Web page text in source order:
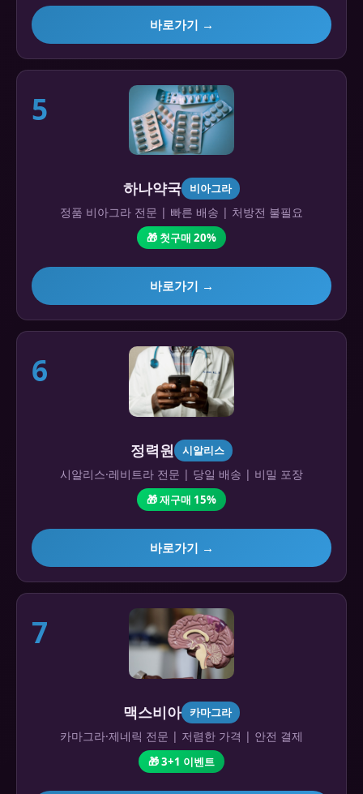
바로가기 →
5
하나약국 비아그라
정품 비아그라 전문 | 빠른 배송 | 처방전 불필요
🎁 첫구매 20%
바로가기 →
6
정력원 시알리스
시알리스·레비트라 전문 | 당일 배송 | 비밀 포장
🎁 재구매 15%
바로가기 →
7
맥스비아 카마그라
카마그라·제네릭 전문 | 저렴한 가격 | 안전 결제
🎁 3+1 이벤트